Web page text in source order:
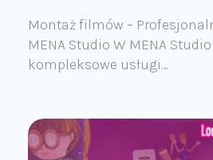
Montaż filmów –
MENA Studio W MENA
kompleksowe usługi…